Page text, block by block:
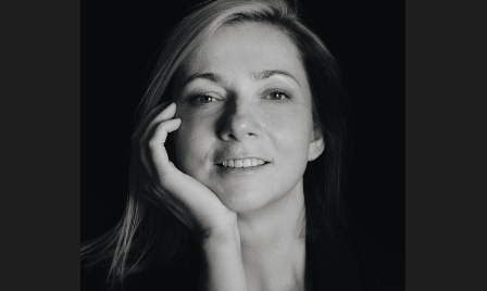
Интересные встречи, гранты,
лекции профессионалов,
конкурсы и многое другое
Подписаться на Telegram